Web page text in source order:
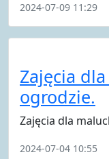
2024-07-09 11:29
Zajęcia
ogrodzie.
Zajęcia dla
2024-07-04 10:55